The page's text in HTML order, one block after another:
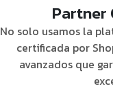
Partner
No solo usamos la
certificada por
avanzados que